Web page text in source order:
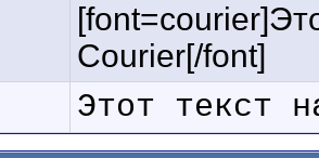
Courier[/font]
Этот текст